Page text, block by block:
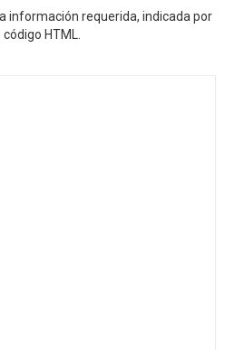
información requerida, indicada por
HTML.